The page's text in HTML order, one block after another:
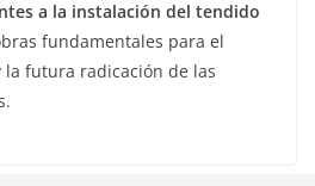
a la instalación del tendido
fundamentales para el
futura radicación de las